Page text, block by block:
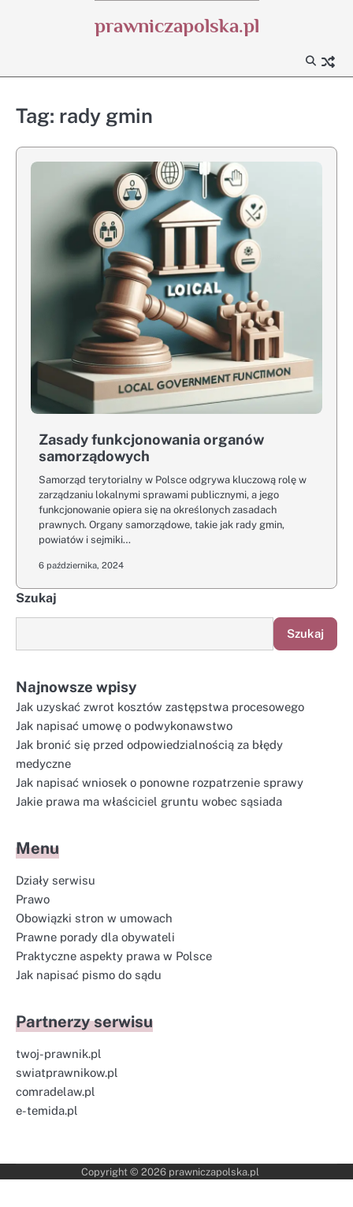
prawniczapolska.pl
Tag: rady gmin
Zasady funkcjonowania organów
samorządowych
Samorząd terytorialny w Polsce odgrywa kluczową rolę w
zarządzaniu lokalnymi sprawami publicznymi, a jego
funkcjonowanie opiera się na określonych zasadach
prawnych. Organy samorządowe, takie jak rady gmin,
powiatów i sejmiki…
6 października, 2024
Szukaj
Szukaj
Najnowsze wpisy
Jak uzyskać zwrot kosztów zastępstwa procesowego
Jak napisać umowę o podwykonawstwo
Jak bronić się przed odpowiedzialnością za błędy
medyczne
Jak napisać wniosek o ponowne rozpatrzenie sprawy
Jakie prawa ma właściciel gruntu wobec sąsiada
Menu
Działy serwisu
Prawo
Obowiązki stron w umowach
Prawne porady dla obywateli
Praktyczne aspekty prawa w Polsce
Jak napisać pismo do sądu
Partnerzy serwisu
twoj-prawnik.pl
swiatprawnikow.pl
comradelaw.pl
e-temida.pl
Copyright © 2026 prawniczapolska.pl